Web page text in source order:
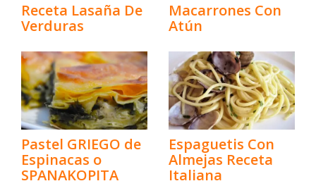
Receta Lasaña De
Verduras
Macarrones Con
Atún
Pastel GRIEGO de
Espinacas o
SPANAKOPITA
Espaguetis Con
Almejas Receta
Italiana